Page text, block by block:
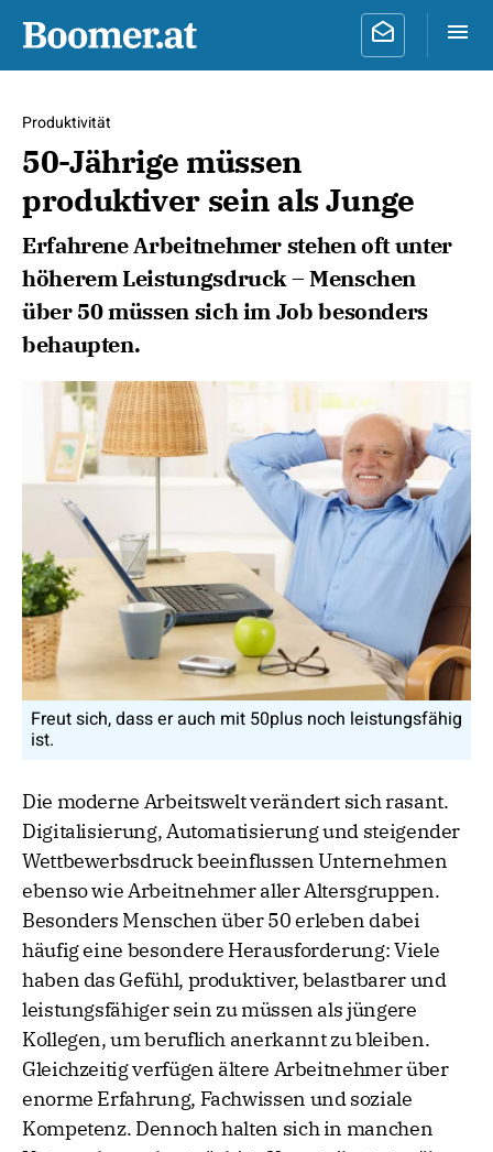
Produktivität
50-Jährige müssen
produktiver sein als Junge
Erfahrene Arbeitnehmer stehen oft unter
höherem Leistungsdruck – Menschen
über 50 müssen sich im Job besonders
behaupten.
Freut sich, dass er auch mit 50plus noch leistungsfähig
ist.
Die moderne Arbeitswelt verändert sich rasant.
Digitalisierung, Automatisierung und steigender
Wettbewerbsdruck beeinflussen Unternehmen
ebenso wie Arbeitnehmer aller Altersgruppen.
Besonders Menschen über 50 erleben dabei
häufig eine besondere Herausforderung: Viele
haben das Gefühl, produktiver, belastbarer und
leistungsfähiger sein zu müssen als jüngere
Kollegen, um beruflich anerkannt zu bleiben.
Gleichzeitig verfügen ältere Arbeitnehmer über
enorme Erfahrung, Fachwissen und soziale
Kompetenz. Dennoch halten sich in manchen